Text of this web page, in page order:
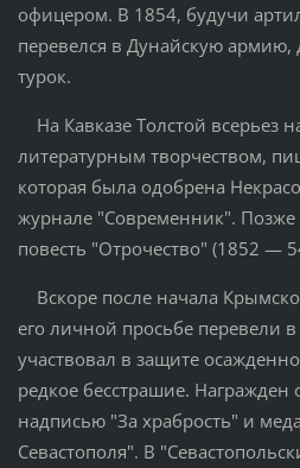
офицером. В 1854, будучи
перевелся в Дунайскую
турок.
На Кавказе Толстой всерьез
литературным творчеством,
которая была одобрена
журнале "Современник". Позже
повесть "Отрочество" (1852 —
Вскоре после начала
его личной просьбе перевели
участвовал в защите
редкое бесстрашие.
надписью "За храбрость" и
Севастополя". В